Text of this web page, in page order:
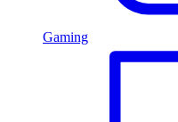
Gaming